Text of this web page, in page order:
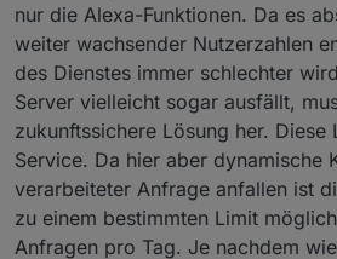
nur die Alexa-Funktionen. Da es
weiter wachsender Nutzerzahlen
des Dienstes immer schlechter
Server vielleicht sogar ausfällt,
zukunftssichere Lösung her.
Service. Da hier aber dynamische
verarbeiteter Anfrage anfallen ist
zu einem bestimmten Limit
Anfragen pro Tag. Je nachdem